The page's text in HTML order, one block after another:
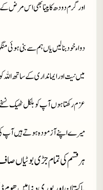
اور گرم دودھ کا پینا بھی اس مرض کے
دواء خود بنا لیں یاں ہم سے بنی ہوئی
میں نیت اور ایمانداری کے ساتھ
عزم رکھتا ہوں آپ کو بلکل ٹھیک نسخے
میرے اپنے آزمودہ ہوتے ہیں آپ کی
ہر قسم کی تمام جڑی بوٹیاں